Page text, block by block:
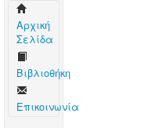
Aρχική
Σελίδα
Βιβλιοθήκη
Επικοινωνία